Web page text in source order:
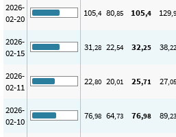
2026-
02-20
105,4 80,85 105,4 129,9
2026-
02-15
31,28 22,54 32,25 38,22
2026-
02-11
22,80 20,01 25,71 27,05
2026-
02-10
76,98 64,73 76,98 89,23